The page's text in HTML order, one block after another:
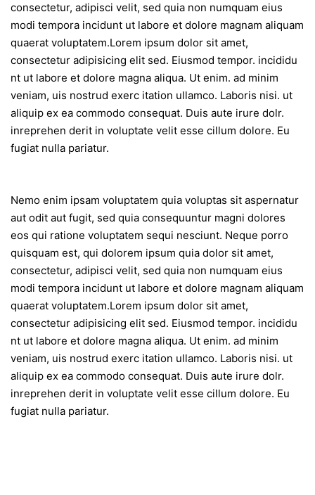
consectetur, adipisci velit, sed quia non numquam eius
modi tempora incidunt ut labore et dolore magnam aliquam
quaerat voluptatem.Lorem ipsum dolor sit amet,
consectetur adipisicing elit sed. Eiusmod tempor. incididu
nt ut labore et dolore magna aliqua. Ut enim. ad minim
veniam, uis nostrud exerc itation ullamco. Laboris nisi. ut
aliquip ex ea commodo consequat. Duis aute irure dolr.
inreprehen derit in voluptate velit esse cillum dolore. Eu
fugiat nulla pariatur.
Nemo enim ipsam voluptatem quia voluptas sit aspernatur
aut odit aut fugit, sed quia consequuntur magni dolores
eos qui ratione voluptatem sequi nesciunt. Neque porro
quisquam est, qui dolorem ipsum quia dolor sit amet,
consectetur, adipisci velit, sed quia non numquam eius
modi tempora incidunt ut labore et dolore magnam aliquam
quaerat voluptatem.Lorem ipsum dolor sit amet,
consectetur adipisicing elit sed. Eiusmod tempor. incididu
nt ut labore et dolore magna aliqua. Ut enim. ad minim
veniam, uis nostrud exerc itation ullamco. Laboris nisi. ut
aliquip ex ea commodo consequat. Duis aute irure dolr.
inreprehen derit in voluptate velit esse cillum dolore. Eu
fugiat nulla pariatur.